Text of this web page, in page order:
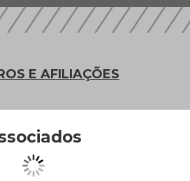
E AFILIAÇÕES